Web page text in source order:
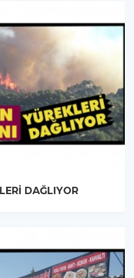
DAĞLIYOR